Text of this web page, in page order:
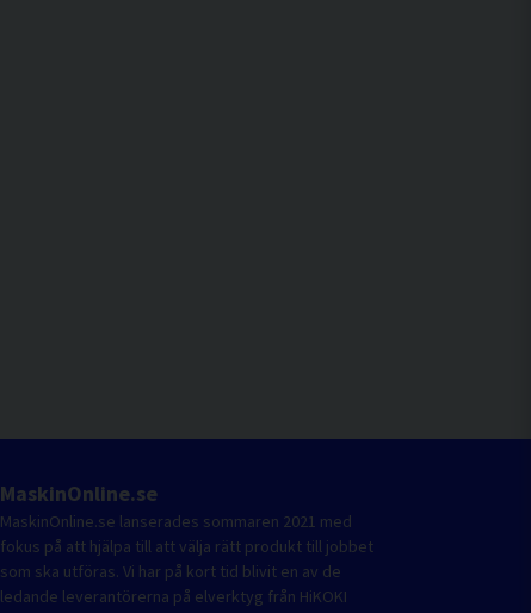
MaskinOnline.se
MaskinOnline.se lanserades sommaren 2021 med
fokus på att hjälpa till att välja rätt produkt till jobbet
som ska utföras. Vi har på kort tid blivit en av de
ledande leverantörerna på elverktyg från HiKOKI